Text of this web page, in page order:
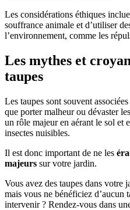
Les considérations éthiques
souffrance animale et d’utiliser
l’environnement, comme les
Les mythes et
taupes
Les taupes sont souvent associées
que porter malheur ou dévaster
un rôle majeur en aérant le sol et
insectes nuisibles.
Il est donc important de ne les
majeurs sur votre jardin.
Vous avez des taupes dans votre
mais vous ne bénéficiez d’aucun
intervenir ? Rendez-vous dans